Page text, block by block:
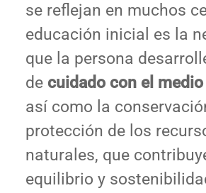
se reflejan en muchos
educación inicial es la
que la persona
de cuidado con el
así como la
protección de los
naturales, que
equilibrio y